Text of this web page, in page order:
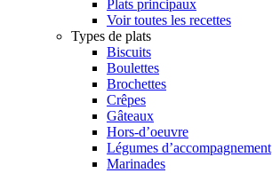
Plats principaux
Voir toutes les recettes
Types de plats
Biscuits
Boulettes
Brochettes
Crêpes
Gâteaux
Hors-d’oeuvre
Légumes d’accompagnement
Marinades